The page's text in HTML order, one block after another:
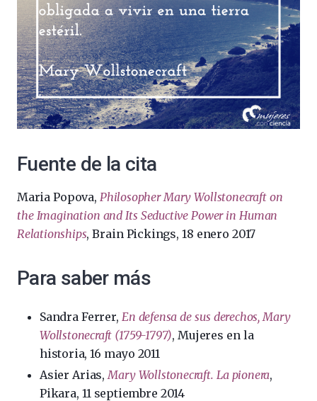
Fuente de la cita
Maria Popova, Philosopher Mary Wollstonecraft on
the Imagination and Its Seductive Power in Human
Relationships, Brain Pickings, 18 enero 2017
Para saber más
Sandra Ferrer, En defensa de sus derechos, Mary
Wollstonecraft (1759-1797), Mujeres en la
historia, 16 mayo 2011
Asier Arias,Mary Wollstonecraft. La pionera,
Pikara, 11 septiembre 2014